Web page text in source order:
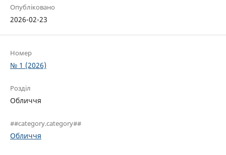
Опубліковано
2026-02-23
Номер
№ 1 (2026)
Розділ
Обличчя
##category.category##
Обличчя